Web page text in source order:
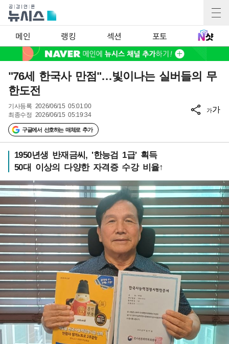
메인 랭킹 섹션 포토
"76세 한국사 만점"…빛이나는 실버들의 무
한도전
기사등록 2026/06/15 05:01:00
최종수정 2026/06/15 05:19:34
구글에서 선호하는 매체로 추가
가가
1950년생 반재금씨, '한능검 1급' 획득
50대 이상의 다양한 자격증 수강 비율↑